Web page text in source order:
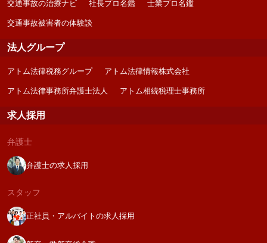
交通事故の治療ナビ 社長プロ名鑑 士業プロ名鑑
交通事故被害者の体験談
法人グループ
アトム法律税務グループ アトム法律情報株式会社
アトム法律事務所弁護士法人 アトム相続税理士事務所
求人採用
弁護士
弁護士の求人採用
スタッフ
正社員・アルバイトの求人採用